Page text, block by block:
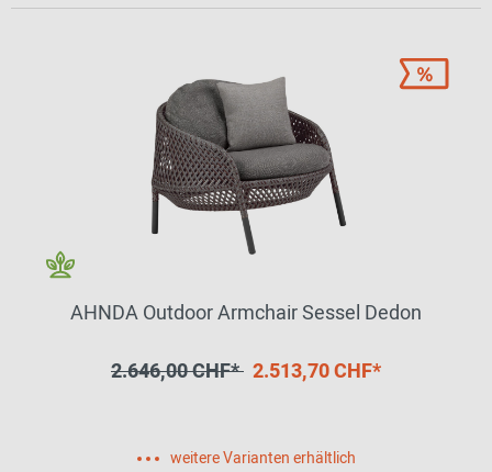
AHNDA Outdoor Armchair Sessel Dedon
2.646,00 CHF* 2.513,70 CHF*
weitere Varianten erhältlich